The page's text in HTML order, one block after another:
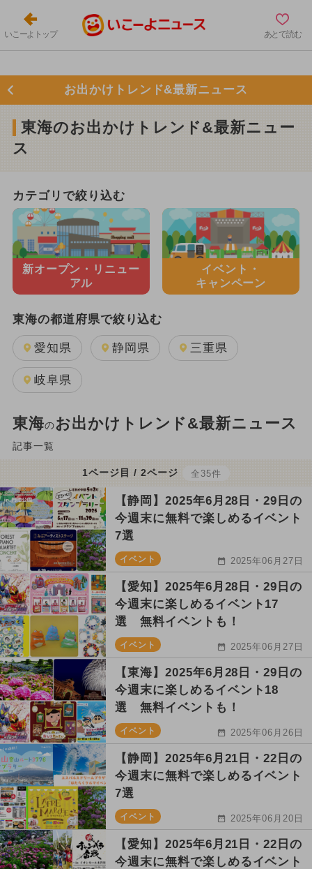
いこーよトップ あとで読む
お出かけトレンド&最新ニュース
東海のお出かけトレンド&最新ニュー
ス
カテゴリで絞り込む
新オープン・ リニュー
アル
イベント・
キャンペーン
東海の都道府県で絞り込む
愛知県 静岡県 三重県
岐阜県
東海のお出かけトレンド&最新ニュース
記事一覧
1ページ目 / 2ページ 全35件
【静岡】2025年6月28日・29日の
今週末に無料で楽しめるイベント
7選
イベント 2025年06月27日
【愛知】2025年6月28日・29日の
今週末に楽しめるイベント17
選 無料イベントも！
イベント 2025年06月27日
【東海】2025年6月28日・29日の
今週末に楽しめるイベント18
選 無料イベントも！
イベント 2025年06月26日
【静岡】2025年6月21日・22日の
今週末に無料で楽しめるイベント
7選
イベント 2025年06月20日
【愛知】2025年6月21日・22日の
今週末に無料で楽しめるイベント